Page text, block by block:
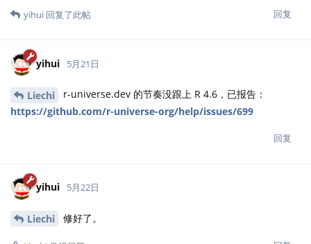
回复
yihui 回复了此帖
yihui 5月21日
Liechi
r-universe.dev 的节奏没跟上 R 4.6，已报告：
https://github.com/r-universe-org/help/issues/699
回复
yihui 5月22日
Liechi 修好了。